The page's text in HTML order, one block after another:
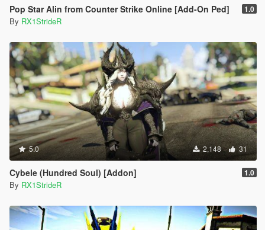
Pop Star Alin from Counter Strike Online [Add-On Ped] 1.0
By RX1StrideR
5.0 2,148 31
Cybele (Hundred Soul) [Addon] 1.0
By RX1StrideR